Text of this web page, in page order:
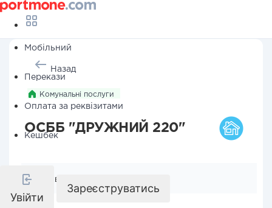
Мобільний
Перекази
Оплата за реквізитами
Кешбек
Увійти
Зареєструватись
Назад
Комунальні послуги
ОСББ "ДРУЖНИЙ 220"
Реквізити компанії